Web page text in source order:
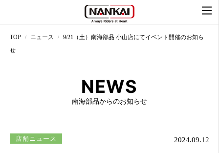
TOP ニュース
9/21（土）南海部品 小山店にてイベント開催のお知ら
せ
NEWS
南海部品からのお知らせ
店舗ニュース 2024.09.12